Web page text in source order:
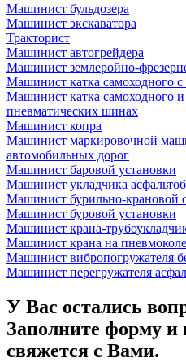
Машинист бульдозера
Машинист экскаватора
Тракторист
Машинист автогрейдера
Машинист землеройно-
Машинист катка самоходного
Машинист катка самоходного
пневматических шинах
Машинист копра
Машинист маркировочной
автомобильных дорог
Машинист баровой установки
Машинист укладчика
Машинист бурильно-крановой
Машинист буровой установки
Машинист крана-
Машинист крана на
Машинист вибропогружателя
Машинист перегружателя
У Вас остались
Заполните форму и
свяжется с Вами.